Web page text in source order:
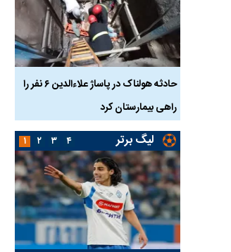
حادثه هولناک در پاساژ علاءالدین ۶ نفر را
راهی بیمارستان کرد
لیگ برتر ۱ ۲ ۳ ۴